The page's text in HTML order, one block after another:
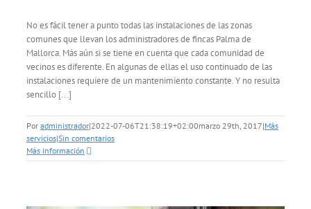
No es fácil tener a punto todas las instalaciones de las zonas
comunes que llevan los administradores de fincas Palma de
Mallorca. Más aún si se tiene en cuenta que cada comunidad de
vecinos es diferente. En algunas de ellas el uso continuado de las
instalaciones requiere de un mantenimiento constante. Y no resulta
sencillo [...]
Por administrador|2022-07-06T21:38:19+02:00marzo 29th, 2017|Más
servicios|Sin comentarios
Más información